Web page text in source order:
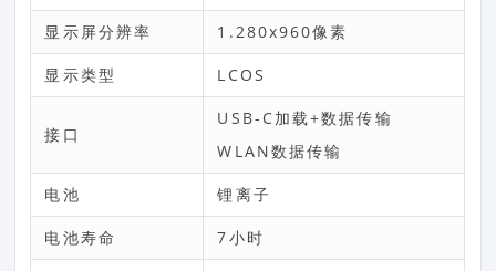
显示屏分辨率 1.280x960像素
显示类型 LCOS
接口
USB-C加载+数据传输
WLAN数据传输
电池 锂离子
电池寿命 7小时